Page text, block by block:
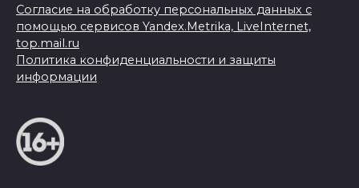
Согласие на обработку персональных данных с
помощью сервисов Yandex.Metrika, LiveInternet,
top.mail.ru
Политика конфиденциальности и защиты
информации